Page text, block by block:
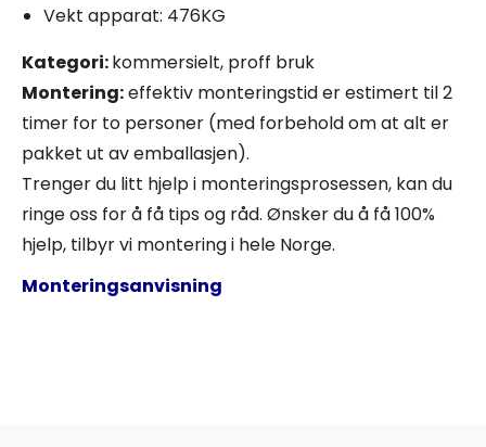
Vekt apparat: 476KG
Kategori:kommersielt, proff bruk
Montering:effektiv monteringstid er estimert til 2
timer for to personer (med forbehold om at alt er
pakket ut av emballasjen).
Trenger du litt hjelp i monteringsprosessen, kan du
ringe oss for å få tips og råd. Ønsker du å få 100%
hjelp, tilbyr vi montering i hele Norge.
Monteringsanvisning